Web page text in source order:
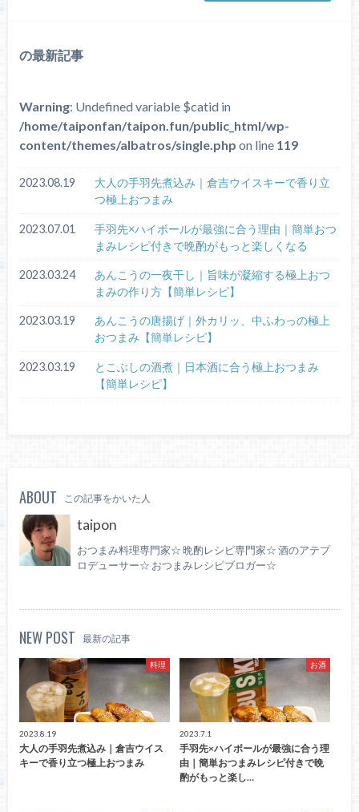
の最新記事
Warning: Undefined variable $catid in
/home/taiponfan/taipon.fun/public_html/wp-
content/themes/albatros/single.php on line 119
2023.08.19
大人の手羽先煮込み｜倉吉ウイスキーで香り立
つ極上おつまみ
2023.07.01
手羽先×ハイボールが最強に合う理由｜簡単おつ
まみレシピ付きで晩酌がもっと楽しくなる
2023.03.24
あんこうの一夜干し｜旨味が凝縮する極上おつ
まみの作り方【簡単レシピ】
2023.03.19
あんこうの唐揚げ｜外カリッ、中ふわっの極上
おつまみ【簡単レシピ】
2023.03.19
とこぶしの酒煮｜日本酒に合う極上おつまみ
【簡単レシピ】
ABOUT この記事をかいた人
taipon
おつまみ料理専門家☆ 晩酌レシピ専門家☆ 酒のアテプ
ロデューサー☆ おつまみレシピブロガー☆
NEW POST 最新の記事
料理
2023.8.19
大人の手羽先煮込み｜倉吉ウイス
キーで香り立つ極上おつまみ
お酒
2023.7.1
手羽先×ハイボールが最強に合う理
由｜簡単おつまみレシピ付きで晩
酌がもっと楽し…